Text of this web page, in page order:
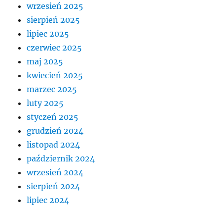
wrzesień 2025
sierpień 2025
lipiec 2025
czerwiec 2025
maj 2025
kwiecień 2025
marzec 2025
luty 2025
styczeń 2025
grudzień 2024
listopad 2024
październik 2024
wrzesień 2024
sierpień 2024
lipiec 2024